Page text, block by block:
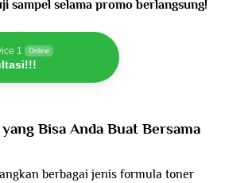
sampel selama promo berlangsung!
1 Online
Bisa Anda Buat Bersama
berbagai jenis formula toner